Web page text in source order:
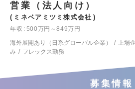
営業（法人向け）
ミネベアミツミ株式会社
年収
500万円～849万円
海外展開あり（日系グローバル企業）
上場
み
フレックス勤務
募集情報